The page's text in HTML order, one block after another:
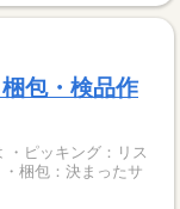
包・検品作
ピッキング：リス
梱包：決まったサ